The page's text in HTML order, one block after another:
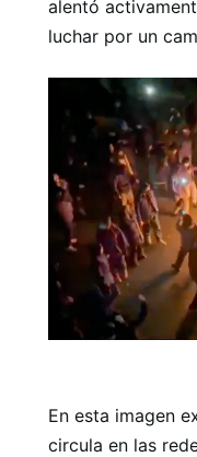
alentó
luchar por un
En esta imagen
circula en las